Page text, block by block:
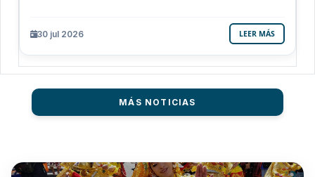
30 jul 2026 LEER MÁS
MÁS NOTICIAS